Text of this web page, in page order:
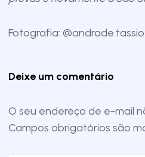
Fotografia: @andrade.tassio
Deixe um comentário
O seu endereço de e-mail
Campos obrigatórios são